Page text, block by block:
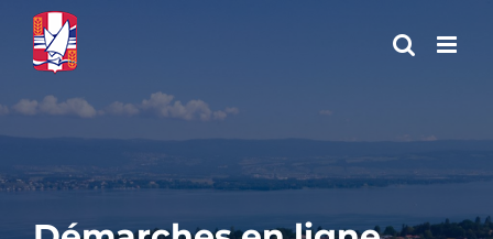
Passer
contenu